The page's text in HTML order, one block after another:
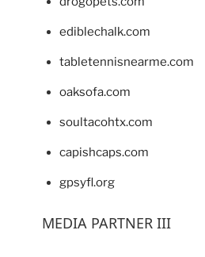
ediblechalk.com
tabletennisnearme.com
oaksofa.com
soultacohtx.com
capishcaps.com
gpsyfl.org
MEDIA PARTNER III